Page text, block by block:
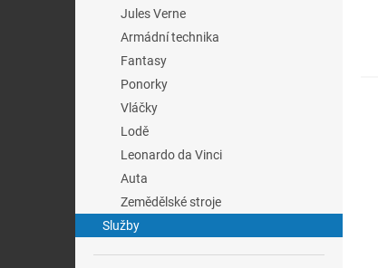
Jules Verne
Armádní technika
Fantasy
Ponorky
Vláčky
Lodě
Leonardo da Vinci
Auta
Zemědělské stroje
Služby